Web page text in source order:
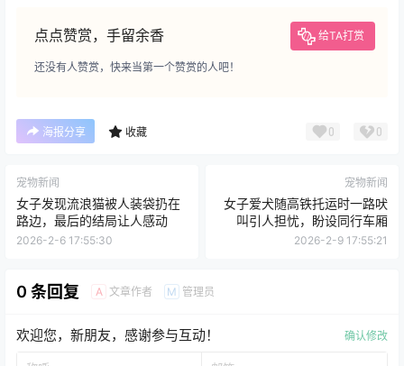
点点赞赏，手留余香 给TA打赏
还没有人赞赏，快来当第一个赞赏的人吧！
海报分享 收藏 0 0
宠物新闻
女子发现流浪猫被人装袋扔在
路边，最后的结局让人感动
2026-2-6 17:55:30
宠物新闻
女子爱犬随高铁托运时一路吠
叫引人担忧，盼设同行车厢
2026-2-9 17:55:21
0 条回复 A 文章作者 M 管理员
欢迎您，新朋友，感谢参与互动！ 确认修改